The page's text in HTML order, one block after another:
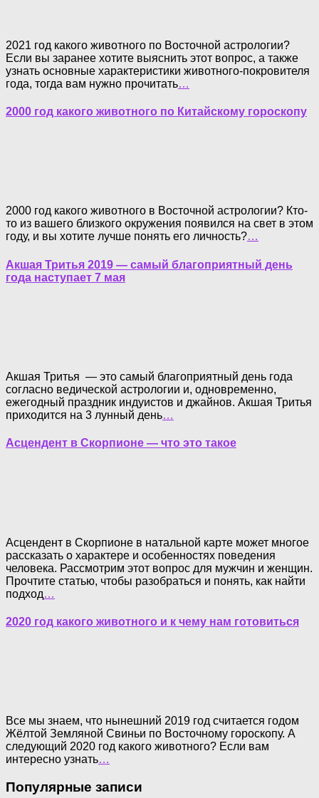
2021 год какого животного по Восточной астрологии?
Если вы заранее хотите выяснить этот вопрос, а также
узнать основные характеристики животного-покровителя
года, тогда вам нужно прочитать…
2000 год какого животного по Китайскому гороскопу
2000 год какого животного в Восточной астрологии? Кто-
то из вашего близкого окружения появился на свет в этом
году, и вы хотите лучше понять его личность?…
Акшая Тритья 2019 — самый благоприятный день
года наступает 7 мая
Акшая Тритья — это самый благоприятный день года
согласно ведической астрологии и, одновременно,
ежегодный праздник индуистов и джайнов. Акшая Тритья
приходится на 3 лунный день…
Асцендент в Скорпионе — что это такое
Асцендент в Скорпионе в натальной карте может многое
рассказать о характере и особенностях поведения
человека. Рассмотрим этот вопрос для мужчин и женщин.
Прочтите статью, чтобы разобраться и понять, как найти
подход…
2020 год какого животного и к чему нам готовиться
Все мы знаем, что нынешний 2019 год считается годом
Жёлтой Земляной Свиньи по Восточному гороскопу. А
следующий 2020 год какого животного? Если вам
интересно узнать…
Популярные записи